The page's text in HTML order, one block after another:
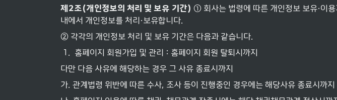
제 2조(개인정보의 처리 및 보유 기간) ① 회사는 법령에 따른 개인정보 보유·이
내에서 개인정보를 처리·보유합니다.
② 각각의 개인정보 처리 및 보유 기간은 다음과 같습니다.
1
홈페이지 회원가입 및 관리 : 홈페이지 회원 탈퇴시까지
다만 다음 사유에 해당하는 경우 그 사유 종료시까지
가. 관계법령 위반에 따른 수사, 조사 등이 진행중인 경우에는 해당사유 종료시까지